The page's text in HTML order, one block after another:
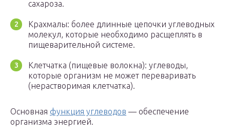
сахароза.
Крахмалы: более длинные цепочки углеводных
молекул, которые необходимо расщеплять в
пищеварительной системе.
Клетчатка (пищевые волокна): углеводы,
которые организм не может переваривать
(нерастворимая клетчатка).
Основная функция углеводов — обеспечение
организма энергией.